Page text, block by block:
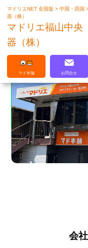
マド
マドリエNET 全国版>中国・四国
器（株）
マドリエ福山中央
器（株）
マド本舗 お問合せ
会